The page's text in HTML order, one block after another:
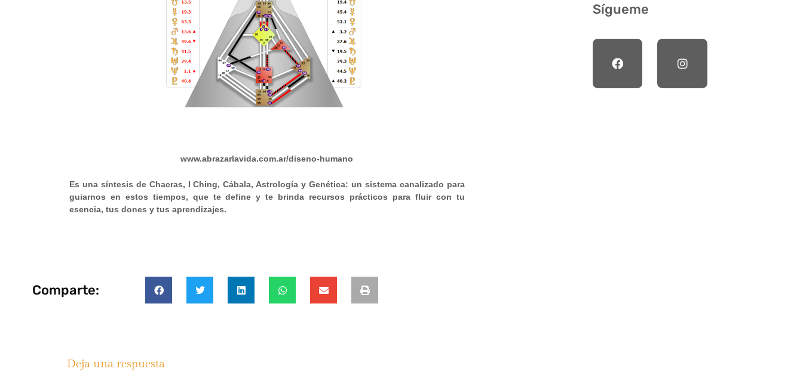
www.abrazarlavida.com.ar/diseno-humano
Es una síntesis de Chacras, I Ching, Cábala, Astrología y Genética: un sistema canalizado para
guiarnos en estos tiempos, que te define y te brinda recursos prácticos para fluir con tu
esencia, tus dones y tus aprendizajes.
Comparte:
Deja una respuesta
Sígueme